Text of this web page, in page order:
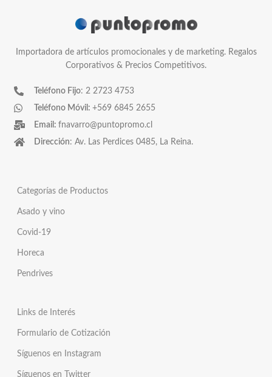
Importadora de artículos promocionales y de marketing. Regalos
Corporativos & Precios Competitivos.
Teléfono Fijo: 2 2723 4753
Teléfono Móvil: +569 6845 2655
Email: fnavarro@puntopromo.cl
Dirección: Av. Las Perdices 0485, La Reina.
Categorías de Productos
Asado y vino
Covid-19
Horeca
Pendrives
Links de Interés
Formulario de Cotización
Síguenos en Instagram
Síguenos en Twitter